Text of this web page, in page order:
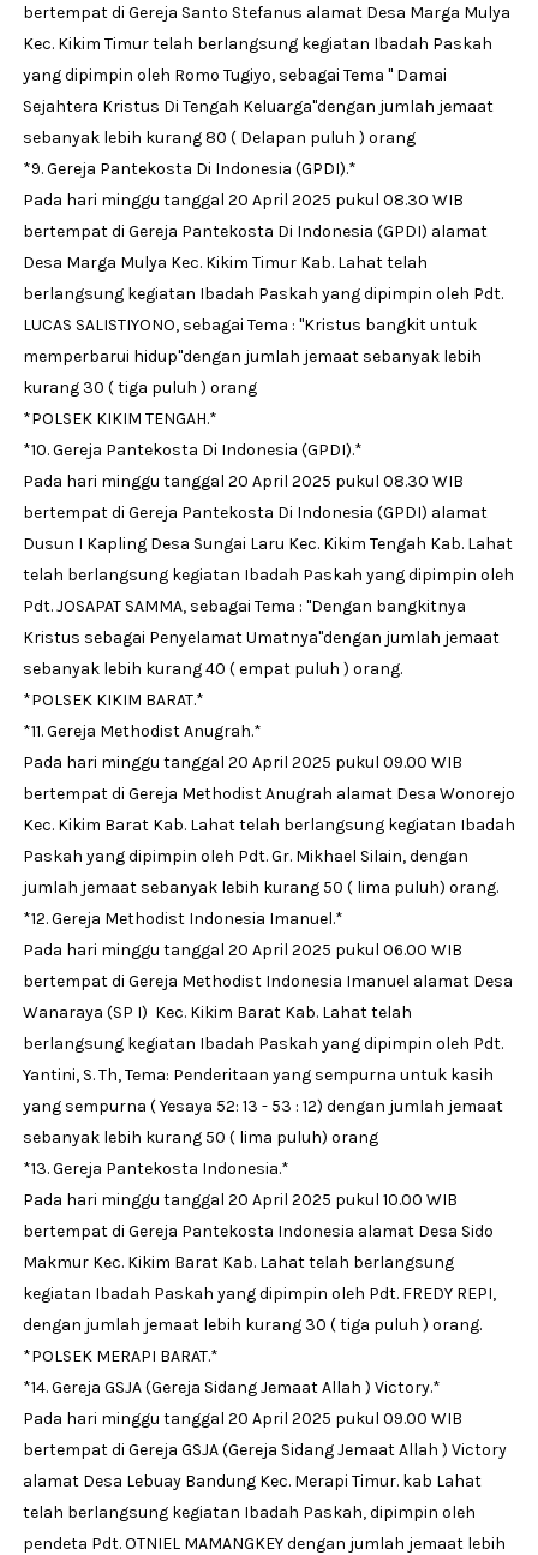
bertempat di Gereja Santo Stefanus alamat Desa Marga Mulya
Kec. Kikim Timur telah berlangsung kegiatan Ibadah Paskah
yang dipimpin oleh Romo Tugiyo, sebagai Tema " Damai
Sejahtera Kristus Di Tengah Keluarga"dengan jumlah jemaat
sebanyak lebih kurang 80 ( Delapan puluh ) orang
*9. Gereja Pantekosta Di Indonesia (GPDI).*
Pada hari minggu tanggal 20 April 2025 pukul 08.30 WIB
bertempat di Gereja Pantekosta Di Indonesia (GPDI) alamat
Desa Marga Mulya Kec. Kikim Timur Kab. Lahat telah
berlangsung kegiatan Ibadah Paskah yang dipimpin oleh Pdt.
LUCAS SALISTIYONO, sebagai Tema : "Kristus bangkit untuk
memperbarui hidup"dengan jumlah jemaat sebanyak lebih
kurang 30 ( tiga puluh ) orang
*POLSEK KIKIM TENGAH.*
*10. Gereja Pantekosta Di Indonesia (GPDI).*
Pada hari minggu tanggal 20 April 2025 pukul 08.30 WIB
bertempat di Gereja Pantekosta Di Indonesia (GPDI) alamat
Dusun I Kapling Desa Sungai Laru Kec. Kikim Tengah Kab. Lahat
telah berlangsung kegiatan Ibadah Paskah yang dipimpin oleh
Pdt. JOSAPAT SAMMA, sebagai Tema : "Dengan bangkitnya
Kristus sebagai Penyelamat Umatnya"dengan jumlah jemaat
sebanyak lebih kurang 40 ( empat puluh ) orang.
*POLSEK KIKIM BARAT.*
*11. Gereja Methodist Anugrah.*
Pada hari minggu tanggal 20 April 2025 pukul 09.00 WIB
bertempat di Gereja Methodist Anugrah alamat Desa Wonorejo
Kec. Kikim Barat Kab. Lahat telah berlangsung kegiatan Ibadah
Paskah yang dipimpin oleh Pdt. Gr. Mikhael Silain, dengan
jumlah jemaat sebanyak lebih kurang 50 ( lima puluh) orang.
*12. Gereja Methodist Indonesia Imanuel.*
Pada hari minggu tanggal 20 April 2025 pukul 06.00 WIB
bertempat di Gereja Methodist Indonesia Imanuel alamat Desa
Wanaraya (SP I) Kec. Kikim Barat Kab. Lahat telah
berlangsung kegiatan Ibadah Paskah yang dipimpin oleh Pdt.
Yantini, S. Th, Tema: Penderitaan yang sempurna untuk kasih
yang sempurna ( Yesaya 52: 13 - 53 : 12) dengan jumlah jemaat
sebanyak lebih kurang 50 ( lima puluh) orang
*13. Gereja Pantekosta Indonesia.*
Pada hari minggu tanggal 20 April 2025 pukul 10.00 WIB
bertempat di Gereja Pantekosta Indonesia alamat Desa Sido
Makmur Kec. Kikim Barat Kab. Lahat telah berlangsung
kegiatan Ibadah Paskah yang dipimpin oleh Pdt. FREDY REPI,
dengan jumlah jemaat lebih kurang 30 ( tiga puluh ) orang.
*POLSEK MERAPI BARAT.*
*14. Gereja GSJA (Gereja Sidang Jemaat Allah ) Victory.*
Pada hari minggu tanggal 20 April 2025 pukul 09.00 WIB
bertempat di Gereja GSJA (Gereja Sidang Jemaat Allah ) Victory
alamat Desa Lebuay Bandung Kec. Merapi Timur. kab Lahat
telah berlangsung kegiatan Ibadah Paskah, dipimpin oleh
pendeta Pdt. OTNIEL MAMANGKEY dengan jumlah jemaat lebih